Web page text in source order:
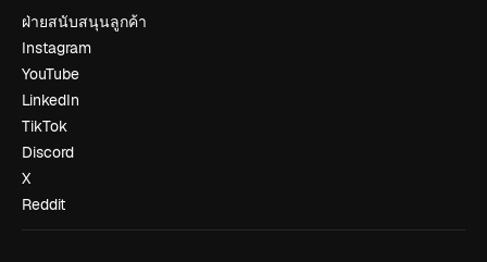
ฝ่ายสนับสนุนลูกค้า
Instagram
YouTube
LinkedIn
TikTok
Discord
X
Reddit